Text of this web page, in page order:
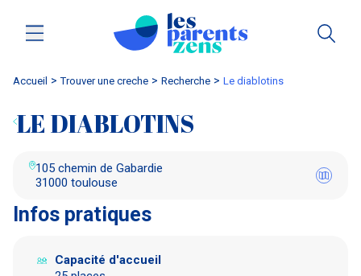
Accueil trouver une creche Recherche le diablotins
LE DIABLOTINS
105 chemin de Gabardie
31000 toulouse
Infos pratiques
Capacité d'accueil